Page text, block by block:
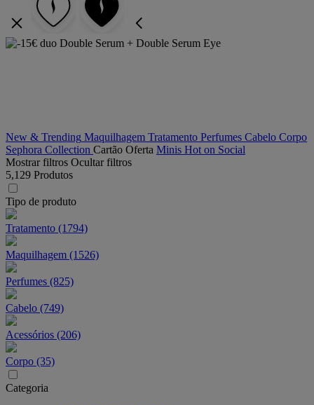
New & Trending Maquilhagem Tratamento Perfumes Cabelo Corpo
Sephora Collection Cartão Oferta Minis Hot on Social
Mostrar filtros Ocultar filtros
5,129 Produtos
Tipo de produto
Tratamento (1794)
Maquilhagem (1526)
Perfumes (825)
Cabelo (749)
Acessórios (206)
Corpo (35)
Categoria